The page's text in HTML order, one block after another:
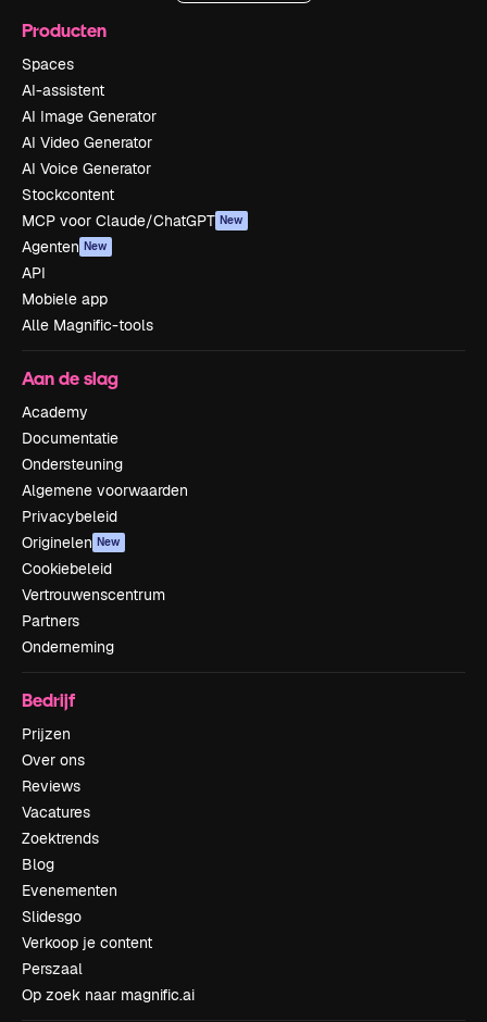
Producten
Spaces
AI-assistent
AI Image Generator
AI Video Generator
AI Voice Generator
Stockcontent
MCP voor Claude/ChatGPT New
Agenten New
API
Mobiele app
Alle Magnific-tools
Aan de slag
Academy
Documentatie
Ondersteuning
Algemene voorwaarden
Privacybeleid
Originelen New
Cookiebeleid
Vertrouwenscentrum
Partners
Onderneming
Bedrijf
Prijzen
Over ons
Reviews
Vacatures
Zoektrends
Blog
Evenementen
Slidesgo
Verkoop je content
Perszaal
Op zoek naar magnific.ai